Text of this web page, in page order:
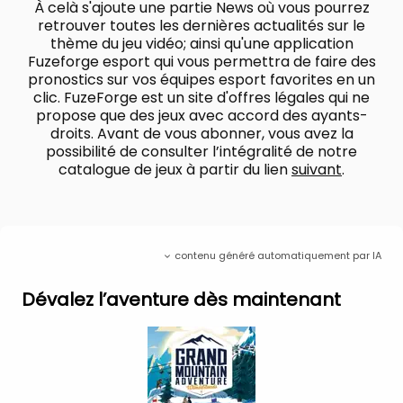
À celà s'ajoute une partie News où vous pourrez
retrouver toutes les dernières actualités sur le
thème du jeu vidéo; ainsi qu'une application
Fuzeforge esport qui vous permettra de faire des
pronostics sur vos équipes esport favorites en un
clic. FuzeForge est un site d'offres légales qui ne
propose que des jeux avec accord des ayants-
droits. Avant de vous abonner, vous avez la
possibilité de consulter l’intégralité de notre
catalogue de jeux à partir du liensuivant.
contenu généré automatiquement par IA
Dévalez l’aventure dès maintenant